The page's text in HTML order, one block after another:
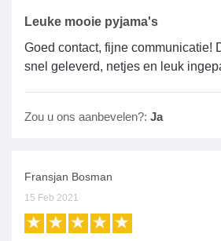
Leuke mooie pyjama's
Goed contact, fijne communicatie!
snel geleverd, netjes en leuk
Zou u ons aanbevelen?: Ja
Fransjan Bosman
15 Feb 2021